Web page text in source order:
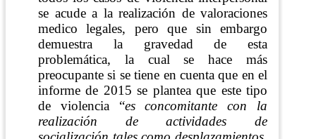
se acude a la realización de valoraciones
medico legales, pero que sin embargo
demuestra la gravedad de esta
problemática, la cual se hace más
preocupante si se tiene en cuenta que en el
informe de 2015 se plantea que este tipo
de violencia “es concomitante con la
realización de actividades de